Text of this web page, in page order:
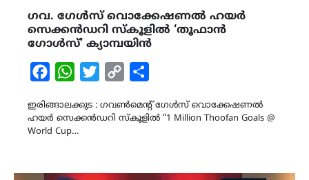
ഗവ. ഗേൾസ് വൊക്കേഷണൽ ഹയർ
സെക്കൻഡറി സ്കൂളിൽ ‘തൂഫാൻ
ഗോൾസ്’ ക്യാമ്പയിൻ
FacebookWhatsAppTwitterCopy
ഇരിങ്ങാലക്കുട : ഗവൺമെന്റ് ഗേൾസ് വൊക്കേഷണൽ
ഹയർ സെക്കൻഡറി സ്കൂളിൽ “1 Million Thoofan Goals @
World Cup…